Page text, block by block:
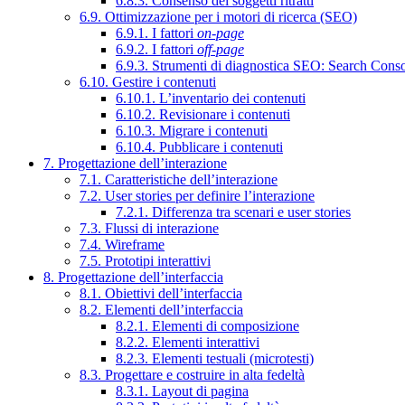
6.9. Ottimizzazione per i motori di ricerca (SEO)
6.9.1. I fattori on-page
6.9.2. I fattori off-page
6.9.3. Strumenti di diagnostica SEO: Search
6.10. Gestire i contenuti
6.10.1. L’inventario dei contenuti
6.10.2. Revisionare i contenuti
6.10.3. Migrare i contenuti
6.10.4. Pubblicare i contenuti
7. Progettazione dell’interazione
7.1. Caratteristiche dell’interazione
7.2. User stories per definire l’interazione
7.2.1. Differenza tra scenari e user stories
7.3. Flussi di interazione
7.4. Wireframe
7.5. Prototipi interattivi
8. Progettazione dell’interfaccia
8.1. Obiettivi dell’interfaccia
8.2. Elementi dell’interfaccia
8.2.1. Elementi di composizione
8.2.2. Elementi interattivi
8.2.3. Elementi testuali (microtesti)
8.3. Progettare e costruire in alta fedeltà
8.3.1. Layout di pagina